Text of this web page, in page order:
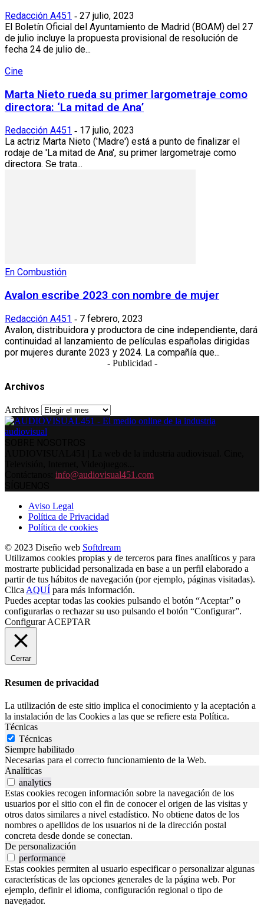
Redacción A451 - 27 julio, 2023
El Boletín Oficial del Ayuntamiento de Madrid (BOAM) del 27
de julio incluye la propuesta provisional de resolución de
fecha 24 de julio de...
Cine
Marta Nieto rueda su primer largometraje como
directora: ‘La mitad de Ana’
Redacción A451 - 17 julio, 2023
La actriz Marta Nieto ('Madre') está a punto de finalizar el
rodaje de 'La mitad de Ana', su primer largometraje como
directora. Se trata...
En Combustión
Avalon escribe 2023 con nombre de mujer
Redacción A451 - 7 febrero, 2023
Avalon, distribuidora y productora de cine independiente, dará
continuidad al lanzamiento de películas españolas dirigidas
por mujeres durante 2023 y 2024. La compañía que...
- Publicidad -
Archivos
Archivos
info@audiovisual451.com
Aviso Legal
Política de Privacidad
Política de cookies
© 2023 Diseño web Softdream
Utilizamos cookies propias y de terceros para fines analíticos y para
mostrarte publicidad personalizada en base a un perfil elaborado a
partir de tus hábitos de navegación (por ejemplo, páginas visitadas).
Clica AQUÍ para más información.
Puedes aceptar todas las cookies pulsando el botón “Aceptar” o
configurarlas o rechazar su uso pulsando el botón “Configurar”.
Configurar ACEPTAR
Cerrar
Resumen de privacidad
La utilización de este sitio implica el conocimiento y la aceptación a
la instalación de las Cookies a las que se refiere esta Política.
Técnicas
Técnicas
Siempre habilitado
Necesarias para el correcto funcionamiento de la Web.
Analíticas
analytics
Estas cookies recogen información sobre la navegación de los
usuarios por el sitio con el fin de conocer el origen de las visitas y
otros datos similares a nivel estadístico. No obtiene datos de los
nombres o apellidos de los usuarios ni de la dirección postal
concreta desde donde se conectan.
De personalización
performance
Estas cookies permiten al usuario especificar o personalizar algunas
características de las opciones generales de la página web. Por
ejemplo, definir el idioma, configuración regional o tipo de
navegador.